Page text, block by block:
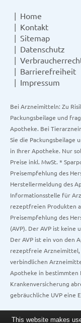
Home
Kontakt
Sitemap
Datenschutz
Barrierefreiheit
Impressum
Bei Arzneimitteln: Zu
Packungsbeilage und
Apotheke. Bei
Sie die Packungsbeilage
in Ihrer Apotheke. Nur
Preise inkl. MwSt. *
Preisempfehlung des
Herstellermeldung des
Informationsstelle für
rezeptfreien Produkten
Preisempfehlung des
(AVP). Der AVP ist
Der AVP ist ein von den
rezeptfreie Arzneimittel,
verbindlichen
Apotheke in bestimmten
Krankenversicherung
gebräuchliche UVP eine
This website makes